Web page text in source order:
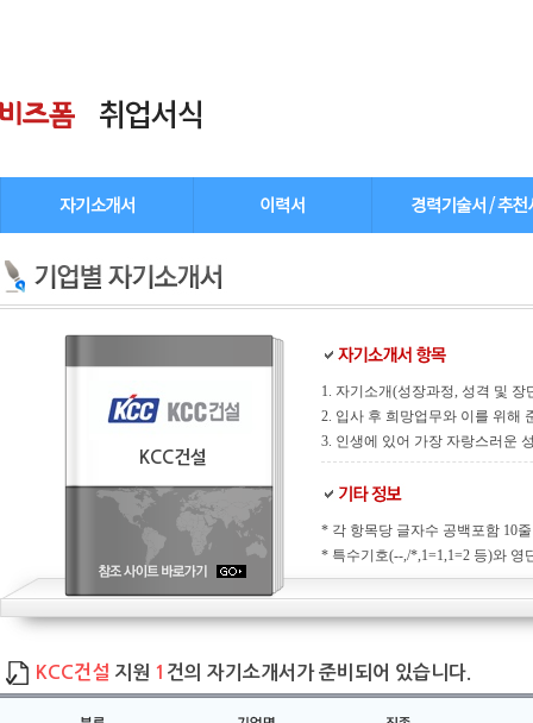
KCC건설
1. 자기소개(성장과정, 성격 및 장
2. 입사 후 희망업무와 이를 위해
3. 인생에 있어 가장 자랑스러운
* 각 항목당 글자수 공백포함 10
* 특수기호(--,/*,1=1,1=2 등)와 영
KCC건설 지원 1 건의 자기소개서가 준비되어 있습니다.